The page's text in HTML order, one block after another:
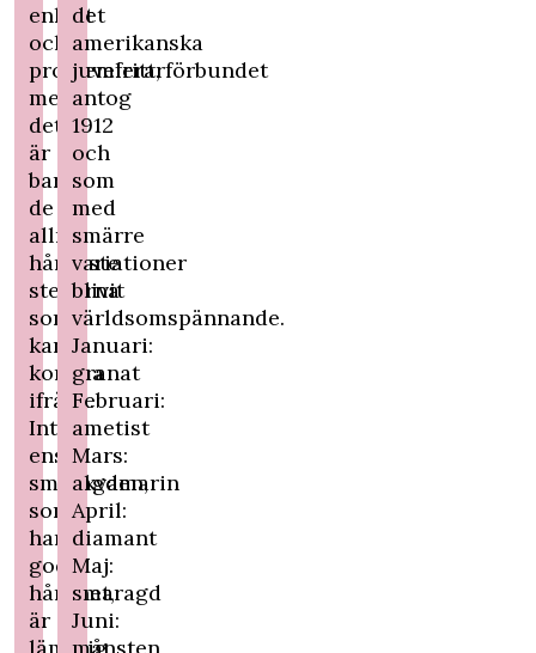
enkelt
och
problemfritt,
men
det
är
bara
de
allra
hårdaste
stenarna
som
kan
komma
ifråga.
Inte
ens
smaragden,
som
har
god
hårdhet,
är
det
amerikanska
juvelerarförbundet
antog
1912
och
som
med
smärre
variationer
blivit
världsomspännande.
Januari:
granat
Februari:
ametist
Mars:
akvamarin
April:
diamant
Maj:
smaragd
Juni: